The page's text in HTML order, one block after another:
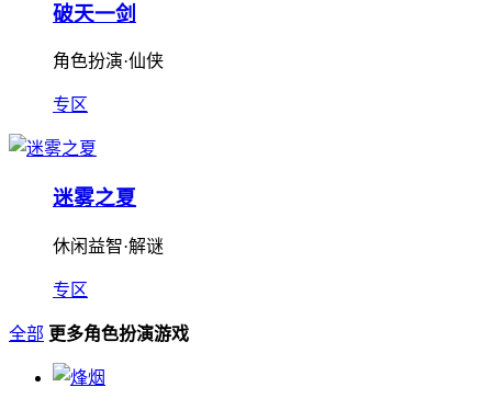
破天一剑
角色扮演·仙侠
专区
迷雾之夏
休闲益智·解谜
专区
全部 更多角色扮演游戏